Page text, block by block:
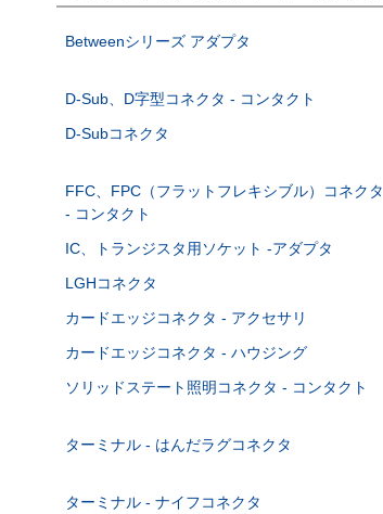
Betweenシリーズ アダプタ
D-Sub、D字型コネクタ - コンタクト
D-Subコネクタ
FFC、FPC（フラットフレキシブル）コネクタ
- コンタクト
IC、トランジスタ用ソケット -アダプタ
LGHコネクタ
カードエッジコネクタ - アクセサリ
カードエッジコネクタ - ハウジング
ソリッドステート照明コネクタ - コンタクト
ターミナル - はんだラグコネクタ
ターミナル - ナイフコネクタ